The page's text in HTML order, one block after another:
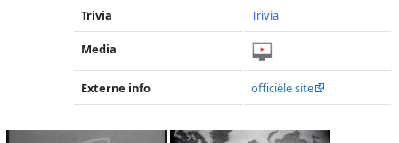
Trivia Trivia
Media
Externe info officiële site